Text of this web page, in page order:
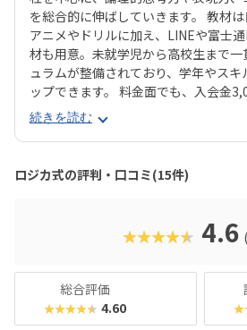
を総合的に伸ばしていきます。 教材
アニメやドリルに加え、LINEや富士
材も用意。未就学児から高校生まで
ュラムが整備されており、学年やス
ップできます。 料金面でも、入会金
たり1,800円とリーズナブル。年間で
より大幅に低コストで学べるのが大き
「全国選抜小学生プログラミング大
ど、チャレンジの場も多数。 プログラ
前での発表や課題解決に取り組む経験
続きを読む
ロジカ式の評判・口コミ(15件)
★★★★★ 4.6
総合評価
★★★★★ 4.60